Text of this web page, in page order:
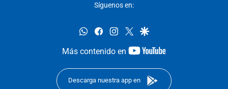
Síguenos en:
whatsappfacebookinstagram
twittergoogle
Más contenido en
youtube-
Descarga nuestra app en